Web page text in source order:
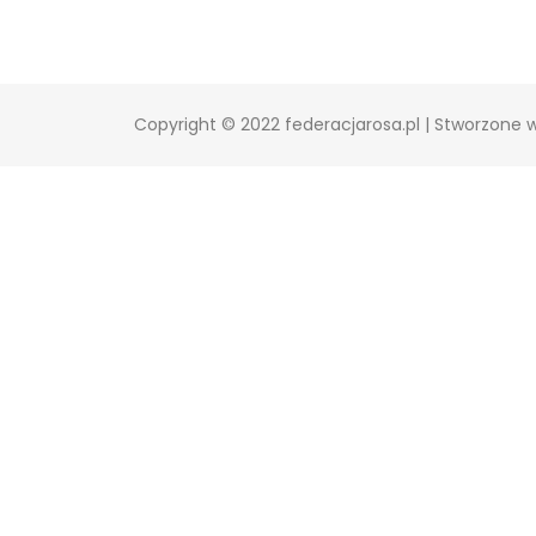
Copyright © 2022 federacjarosa.pl | Stworzone